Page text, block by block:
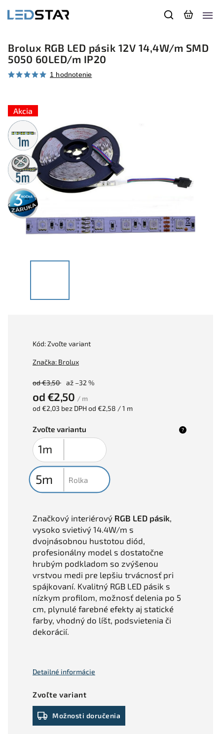
Brolux RGB LED pásik 12V 14,4W/m SMD
5050 60LED/m IP20
1 hodnotenie
Akcia
Metrážny
predaj
5m
rolka
3 roky
záruka
Kód:Zvoľte variant
Značka: Brolux
od €3,50 až –32 %
od €2,50 / m
od €2,03 bez DPHod €2,58 / 1 m
Zvoľte variant
Možnosti doručenia
Zvoľte variantu ?
Značkový interiérový RGB LED pásik
vysoko svietivý 14.4W/m s
dvojnásobnou hustotou diód,
profesionálny model s dostatočne
hrubým podkladom so zvýšenou
vrstvou medi pre lepšiu trvácnosť pri
spájkovaní. Kvalitný RGB LED pásik s
nízkym profilom, možnosť delenia po 5
cm, plynulé farebné efekty aj statické
farby, vhodný do líšt, podsvietenia či
dekorácií.
Detailné informácie